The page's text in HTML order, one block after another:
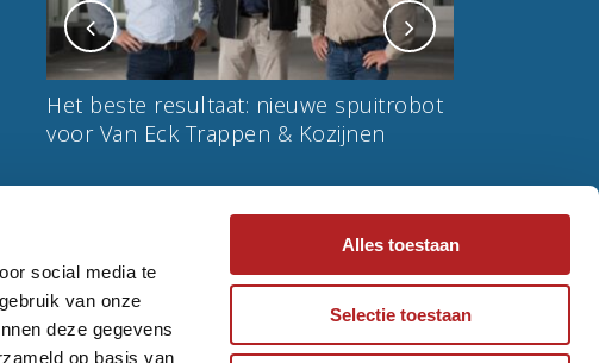
social media te
van onze
deze gegevens
op basis van
Alles toestaan
Selectie toestaan
Het beste resultaat: nieuwe spuitrobot
voor Van Eck Trappen & Kozijnen